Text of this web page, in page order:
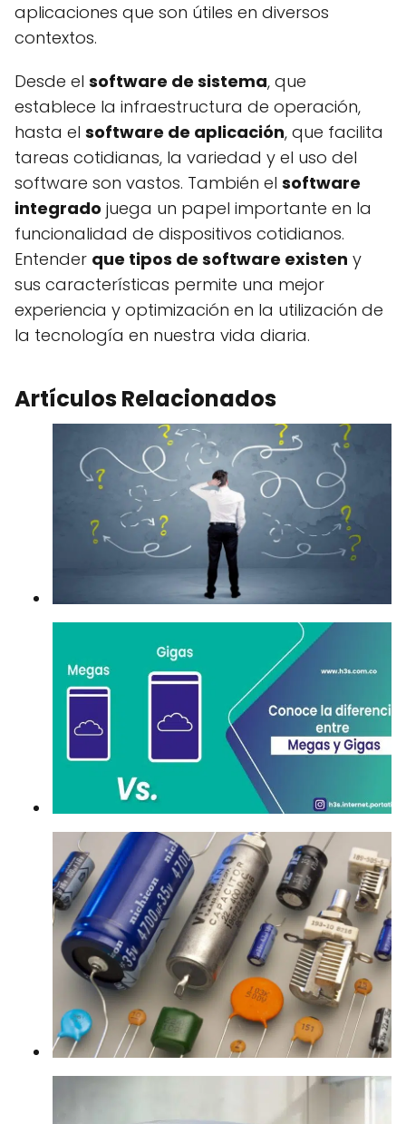
aplicaciones que son útiles en diversos
contextos.
Desde el software de sistema, que
establece la infraestructura de operación,
hasta el software de aplicación, que facilita
tareas cotidianas, la variedad y el uso del
software son vastos. También el software
integrado juega un papel importante en la
funcionalidad de dispositivos cotidianos.
Entender que tipos de software existen y
sus características permite una mejor
experiencia y optimización en la utilización de
la tecnología en nuestra vida diaria.
Artículos Relacionados